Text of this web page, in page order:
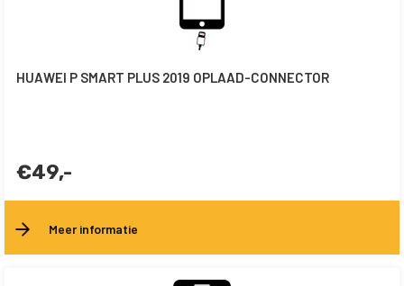
HUAWEI P SMART PLUS 2019 OPLAAD-CONNECTOR
€49,-
Meer informatie